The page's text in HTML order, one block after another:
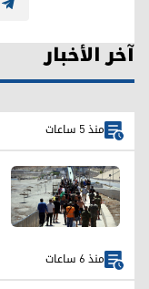
آخر الأخبار
منذ 5 ساعات
منذ 6 ساعات